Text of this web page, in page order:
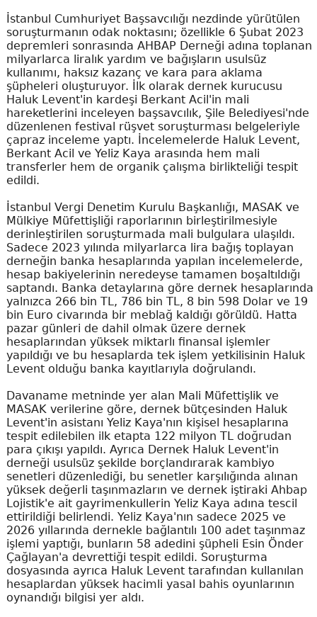
İstanbul Cumhuriyet Başsavcılığı nezdinde yürütülen
soruşturmanın odak noktasını; özellikle 6 Şubat 2023
depremleri sonrasında AHBAP Derneği adına toplanan
milyarlarca liralık yardım ve bağışların usulsüz
kullanımı, haksız kazanç ve kara para aklama
şüpheleri oluşturuyor. İlk olarak dernek kurucusu
Haluk Levent'in kardeşi Berkant Acil'in mali
hareketlerini inceleyen başsavcılık, Şile Belediyesi'nde
düzenlenen festival rüşvet soruşturması belgeleriyle
çapraz inceleme yaptı. İncelemelerde Haluk Levent,
Berkant Acil ve Yeliz Kaya arasında hem mali
transferler hem de organik çalışma birlikteliği tespit
edildi.
İstanbul Vergi Denetim Kurulu Başkanlığı, MASAK ve
Mülkiye Müfettişliği raporlarının birleştirilmesiyle
derinleştirilen soruşturmada mali bulgulara ulaşıldı.
Sadece 2023 yılında milyarlarca lira bağış toplayan
derneğin banka hesaplarında yapılan incelemelerde,
hesap bakiyelerinin neredeyse tamamen boşaltıldığı
saptandı. Banka detaylarına göre dernek hesaplarında
yalnızca 266 bin TL, 786 bin TL, 8 bin 598 Dolar ve 19
bin Euro civarında bir meblağ kaldığı görüldü. Hatta
pazar günleri de dahil olmak üzere dernek
hesaplarından yüksek miktarlı finansal işlemler
yapıldığı ve bu hesaplarda tek işlem yetkilisinin Haluk
Levent olduğu banka kayıtlarıyla doğrulandı.
Davaname metninde yer alan Mali Müfettişlik ve
MASAK verilerine göre, dernek bütçesinden Haluk
Levent'in asistanı Yeliz Kaya'nın kişisel hesaplarına
tespit edilebilen ilk etapta 122 milyon TL doğrudan
para çıkışı yapıldı. Ayrıca Dernek Haluk Levent'in
derneği usulsüz şekilde borçlandırarak kambiyo
senetleri düzenlediği, bu senetler karşılığında alınan
yüksek değerli taşınmazların ve dernek iştiraki Ahbap
Lojistik'e ait gayrimenkullerin Yeliz Kaya adına tescil
ettirildiği belirlendi. Yeliz Kaya'nın sadece 2025 ve
2026 yıllarında dernekle bağlantılı 100 adet taşınmaz
işlemi yaptığı, bunların 58 adedini şüpheli Esin Önder
Çağlayan'a devrettiği tespit edildi. Soruşturma
dosyasında ayrıca Haluk Levent tarafından kullanılan
hesaplardan yüksek hacimli yasal bahis oyunlarının
oynandığı bilgisi yer aldı.